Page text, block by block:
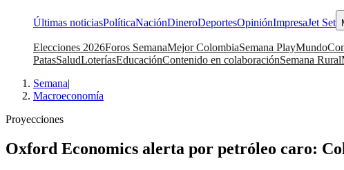
Últimas noticiasPolíticaNaciónDineroDeportesOpiniónImpresaJet Set
Elecciones 2026Foros SemanaMejor ColombiaSemana PlayMundo
PatasSaludLoteríasEducaciónContenido en colaboraciónSemana Rural
Semana|
Macroeconomía
Proyecciones
Oxford Economics alerta por petróleo caro: